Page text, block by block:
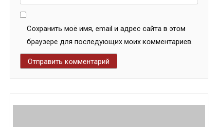
Сохранить моё имя, email и адрес сайта в этом
браузере для последующих моих комментариев.